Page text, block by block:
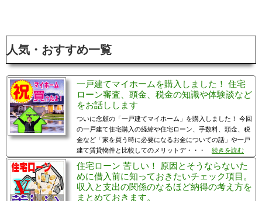
人気・おすすめ一覧
一戸建てマイホームを購入しました！ 住宅
ローン審査、頭金、税金の知識や体験談など
をお話しします
ついに念願の「一戸建てマイホーム」を購入しました！ 今回
の一戸建て住宅購入の経緯や住宅ローン、手数料、頭金、税
金など「家を買う時に必要になるお金についての話」や一戸
建て賃貸物件と比較してのメリットデ・・・ 続きを読む
住宅ローン 苦しい！ 原因とそうならないた
めに借入前に知っておきたいチェック項目。
収入と支出の関係のなるほど納得の考え方を
まとめておきます。